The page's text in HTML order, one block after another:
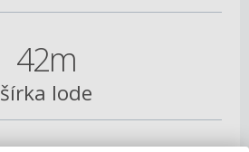
42m
šírka lode